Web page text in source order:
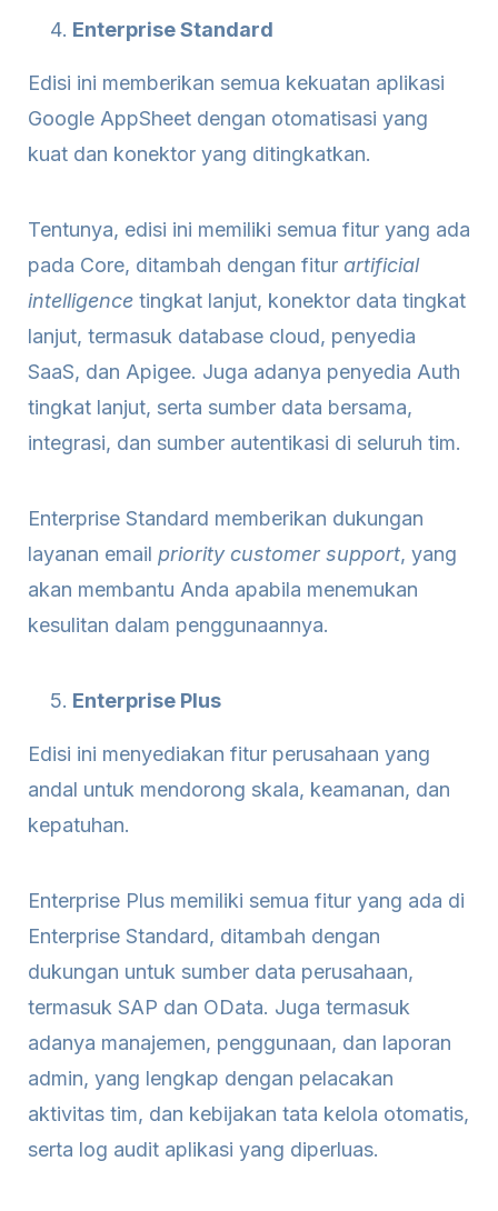
Enterprise Standard
Edisi ini memberikan semua kekuatan aplikasi
Google AppSheet dengan otomatisasi yang
kuat dan konektor yang ditingkatkan.
Tentunya, edisi ini memiliki semua fitur yang ada
pada Core, ditambah dengan fitur artificial
intelligence tingkat lanjut, konektor data tingkat
lanjut, termasuk database cloud, penyedia
SaaS, dan Apigee. Juga adanya penyedia Auth
tingkat lanjut, serta sumber data bersama,
integrasi, dan sumber autentikasi di seluruh tim.
Enterprise Standard memberikan dukungan
layanan email priority customer support, yang
akan membantu Anda apabila menemukan
kesulitan dalam penggunaannya.
Enterprise Plus
Edisi ini menyediakan fitur perusahaan yang
andal untuk mendorong skala, keamanan, dan
kepatuhan.
Enterprise Plus memiliki semua fitur yang ada di
Enterprise Standard, ditambah dengan
dukungan untuk sumber data perusahaan,
termasuk SAP dan OData. Juga termasuk
adanya manajemen, penggunaan, dan laporan
admin, yang lengkap dengan pelacakan
aktivitas tim, dan kebijakan tata kelola otomatis,
serta log audit aplikasi yang diperluas.